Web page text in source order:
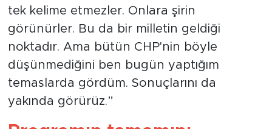
tek kelime etmezler. Onlara şirin
görünürler. Bu da bir milletin geldiği
noktadır. Ama bütün CHP'nin böyle
düşünmediğini ben bugün yaptığım
temaslarda gördüm. Sonuçlarını da
yakında görürüz.”